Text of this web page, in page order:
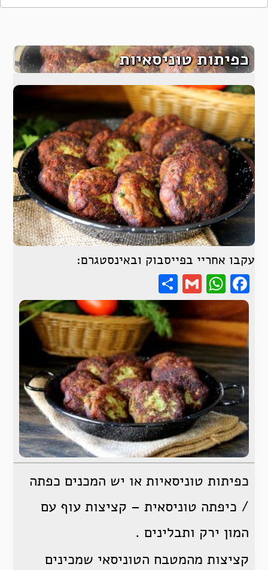
כפיתות טוניסאיות
עקבו אחריי בפייסבוק ובאינסטגרם:
Facebook
WhatsApp
Gmail
כפיתות טוניסאיות או יש המכנים כפתה
/ כיפתה טוניסאית – קציצות עוף עם
המון ירק ותבלינים .
קציצות מהמטבח הטוניסאי שמכינים